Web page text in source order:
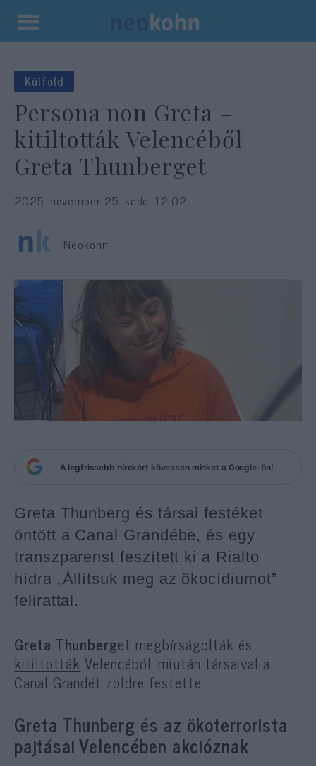
Kilépés
tartalomba
Külföld
Persona non Greta –
kitiltották Velencéből
Greta Thunberget
2025. november 25. kedd, 12:02
Neokohn
A legfrissebb hírekért kövessen minket a Google-ön!
Greta Thunberg és társai festéket
öntött a Canal Grandébe, és egy
transzparenst feszített ki a Rialto
hídra „Állítsuk meg az ökocídiumot”
felirattal.
Greta Thunberget megbírságolták és
kitiltották Velencéből, miután társaival a
Canal Grandét zöldre festette.
Greta Thunberg és az ökoterrorista
pajtásai Velencében akcióznak